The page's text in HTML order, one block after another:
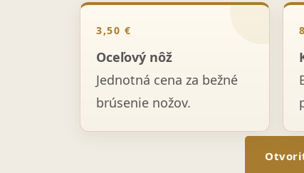
3,50 €
Oceľový nôž
Jednotná cena za bežné
brúsenie nožov.